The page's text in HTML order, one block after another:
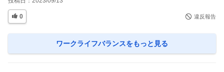
0 違反報告
ワークライフバランスをもっと見る